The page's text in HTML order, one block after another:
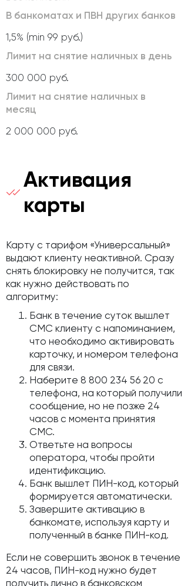
В банкоматах и ПВН других банков
1,5% (min 99 руб.)
Лимит на снятие наличных в день
300 000 руб.
Лимит на снятие наличных в
месяц
2 000 000 руб.
Активация
карты
Карту с тарифом «Универсальный»
выдают клиенту неактивной. Сразу
снять блокировку не получится, так
как нужно действовать по
алгоритму:
Банк в течение суток вышлет
СМС клиенту с напоминанием,
что необходимо активировать
карточку, и номером телефона
для связи.
Наберите 8 800 234 56 20 с
телефона, на который получили
сообщение, но не позже 24
часов с момента принятия
СМС.
Ответьте на вопросы
оператора, чтобы пройти
идентификацию.
Банк вышлет ПИН-код, который
формируется автоматически.
Завершите активацию в
банкомате, используя карту и
полученный в банке ПИН-код.
Если не совершить звонок в течение
24 часов, ПИН-код нужно будет
получить лично в банковском